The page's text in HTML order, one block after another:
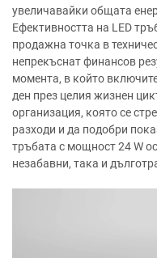
увеличавайки общата
Ефективността на LED
продажна точка в
непрекъснат финансов
момента, в който
ден през целия жизнен
организация, която се
разходи и да подобри
тръбата с мощност 24 W
незабавни, така и